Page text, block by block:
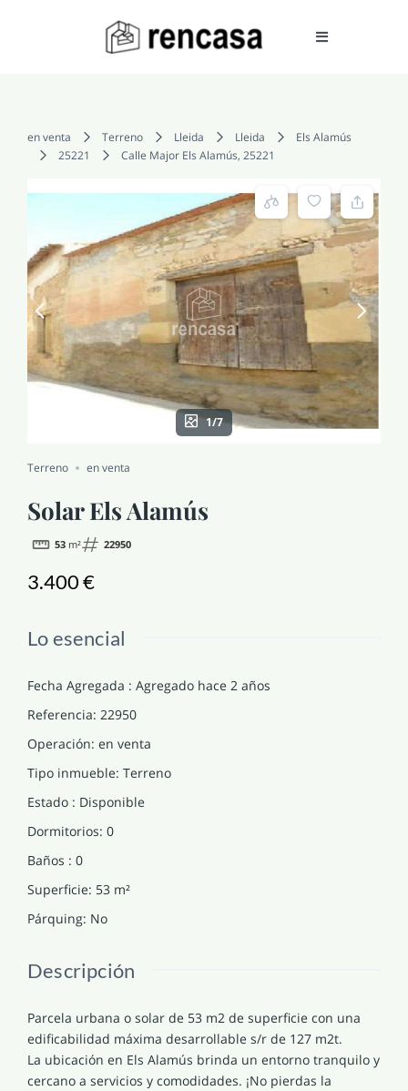
Toggle
COMPRAR
VENDER
SERVICIOS
CONOCENOS
PERFIL
en venta Terreno Lleida Lleida
Els Alamús
25221
Calle Major Els Alamús, 25221
1/7
Terreno en venta
Solar Els Alamús
53 m² 22950
3.400 €
Lo esencial
Fecha Agregada : Agregado hace 2 años
Referencia: 22950
Operación: en venta
Tipo inmueble: Terreno
Estado : Disponible
Dormitorios: 0
Baños : 0
Superficie: 53 m²
Párquing: No
Descripción
Parcela urbana o solar de 53 m2 de superficie con una
edificabilidad máxima desarrollable s/r de 127 m2t.
La ubicación en Els Alamús brinda un entorno tranquilo y
cercano a servicios y comodidades. ¡No pierdas la